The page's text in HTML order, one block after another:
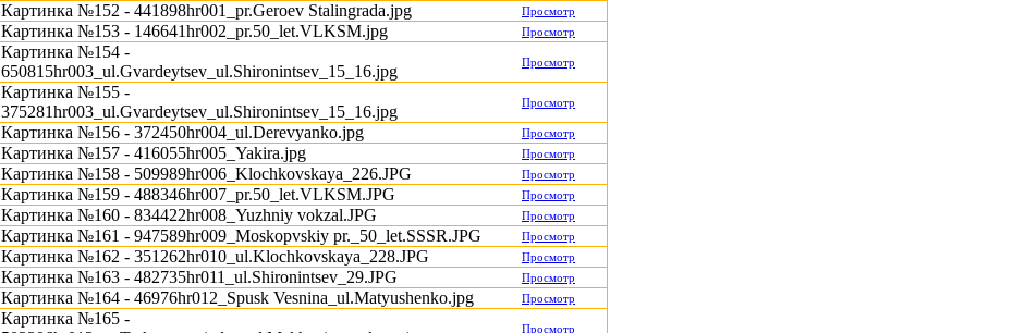
Картинка №152 - 441898hr001_pr.Geroev Stalingrada.jpg Просмотр
Картинка №153 - 146641hr002_pr.50_let.VLKSM.jpg Просмотр
Картинка №154 -
650815hr003_ul.Gvardeytsev_ul.Shironintsev_15_16.jpg
Просмотр
Картинка №155 -
375281hr003_ul.Gvardeytsev_ul.Shironintsev_15_16.jpg
Просмотр
Картинка №156 - 372450hr004_ul.Derevyanko.jpg Просмотр
Картинка №157 - 416055hr005_Yakira.jpg Просмотр
Картинка №158 - 509989hr006_Klochkovskaya_226.JPG Просмотр
Картинка №159 - 488346hr007_pr.50_let.VLKSM.JPG Просмотр
Картинка №160 - 834422hr008_Yuzhniy vokzal.JPG Просмотр
Картинка №161 - 947589hr009_Moskopvskiy pr._50_let.SSSR.JPG Просмотр
Картинка №162 - 351262hr010_ul.Klochkovskaya_228.JPG Просмотр
Картинка №163 - 482735hr011_ul.Shironintsev_29.JPG Просмотр
Картинка №164 - 46976hr012_Spusk Vesnina_ul.Matyushenko.jpg Просмотр
Картинка №165 -
Просмотр